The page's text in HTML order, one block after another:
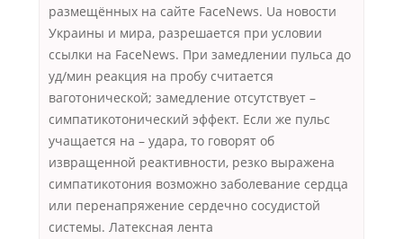
размещённых на сайте FaceNews. Ua новости
Украины и мира, разрешается при условии
ссылки на FaceNews. При замедлении пульса до
уд/мин реакция на пробу считается
ваготонической; замедление отсутствует –
симпатикотонический эффект. Если же пульс
учащается на – удара, то говорят об
извращенной реактивности, резко выражена
симпатикотония возможно заболевание сердца
или перенапряжение сердечно сосудистой
системы. Латексная лента